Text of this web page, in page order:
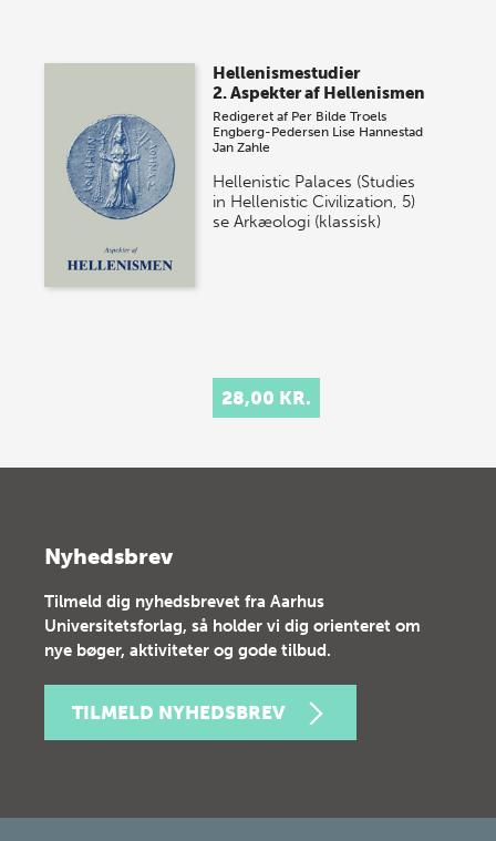
Hellenismestudier
2. Aspekter af Hellenismen
Redigeret af Per Bilde Troels
Engberg-Pedersen Lise Hannestad
Jan Zahle
Hellenistic Palaces (Studies
in Hellenistic Civilization, 5)
se Arkæologi (klassisk)
28,00 KR.
Nyhedsbrev
Tilmeld dig nyhedsbrevet fra Aarhus
Universitetsforlag, så holder vi dig orienteret om
nye bøger, aktiviteter og gode tilbud.
TILMELD NYHEDSBREV